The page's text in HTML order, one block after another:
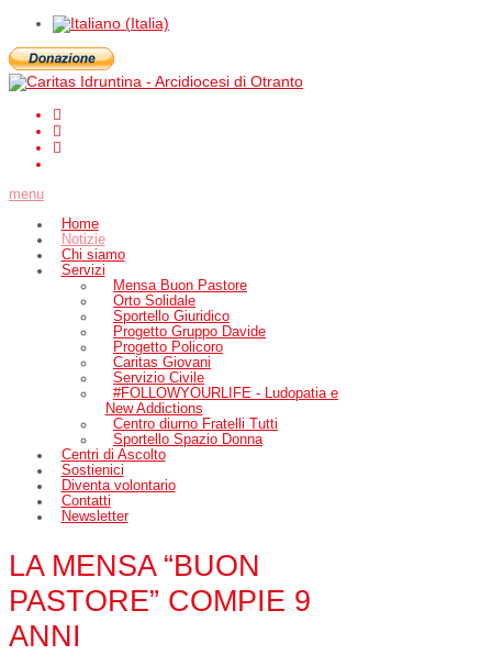
menu
Home
Notizie
Chi siamo
Servizi
Mensa Buon Pastore
Orto Solidale
Sportello Giuridico
Progetto Gruppo Davide
Progetto Policoro
Caritas Giovani
Servizio Civile
#FOLLOWYOURLIFE - Ludopatia e
New Addictions
Centro diurno Fratelli Tutti
Sportello Spazio Donna
Centri di Ascolto
Sostienici
Diventa volontario
Contatti
Newsletter
LA MENSA “BUON
PASTORE” COMPIE 9
ANNI